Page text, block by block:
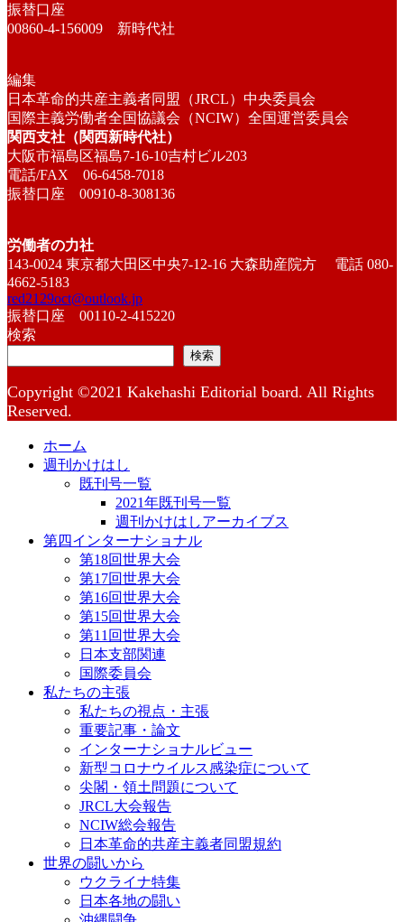
振替口座
00860-4-156009 新時代社
編集
日本革命的共産主義者同盟（JRCL）中央委員会
国際主義労働者全国協議会（NCIW）全国運営委員会
関西支社（関西新時代社）
大阪市福島区福島7-16-10吉村ビル203
電話/FAX 06-6458-7018
振替口座 00910-8-308136
労働者の力社
143-0024 東京都大田区中央7-12-16 大森助産院方 電話 080-
4662-5183
red2129oct@outlook.jp
振替口座 00110-2-415220
検索
検索
Copyright ©2021 Kakehashi Editorial board. All Rights
Reserved.
ホーム
週刊かけはし
既刊号一覧
2021年既刊号一覧
週刊かけはしアーカイブス
第四インターナショナル
第18回世界大会
第17回世界大会
第16回世界大会
第15回世界大会
第11回世界大会
日本支部関連
国際委員会
私たちの主張
私たちの視点・主張
重要記事・論文
インターナショナルビュー
新型コロナウイルス感染症について
尖閣・領土問題について
JRCL大会報告
NCIW総会報告
日本革命的共産主義者同盟規約
世界の闘いから
ウクライナ特集
日本各地の闘い